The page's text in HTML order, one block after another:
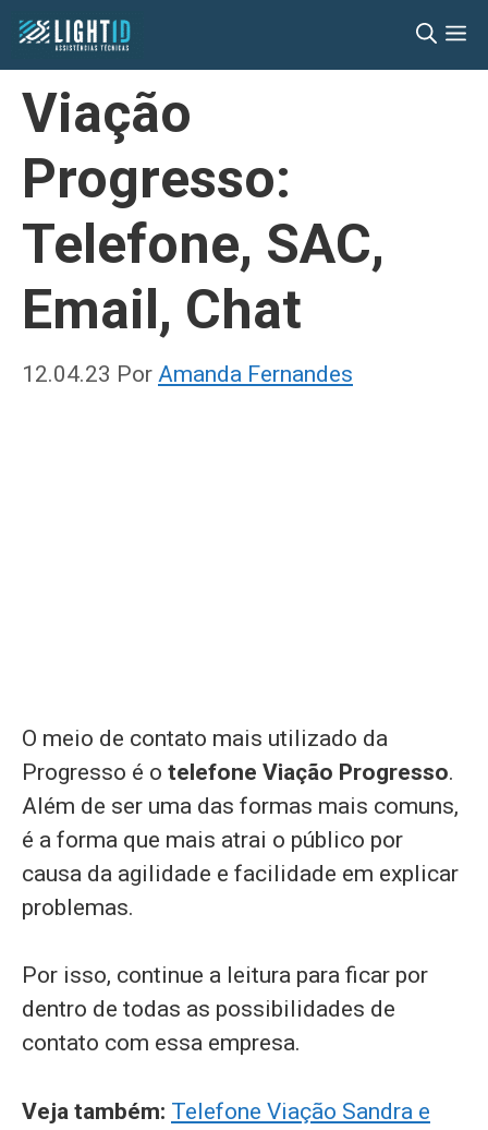
Pular
para
conteúdo
Viação
Progresso:
Telefone, SAC,
Email, Chat
12.04.23 Por Amanda Fernandes
O meio de contato mais utilizado da
Progresso é o telefone Viação Progresso.
Além de ser uma das formas mais comuns,
é a forma que mais atrai o público por
causa da agilidade e facilidade em explicar
problemas.
Por isso, continue a leitura para ficar por
dentro de todas as possibilidades de
contato com essa empresa.
Veja também: Telefone Viação Sandra e